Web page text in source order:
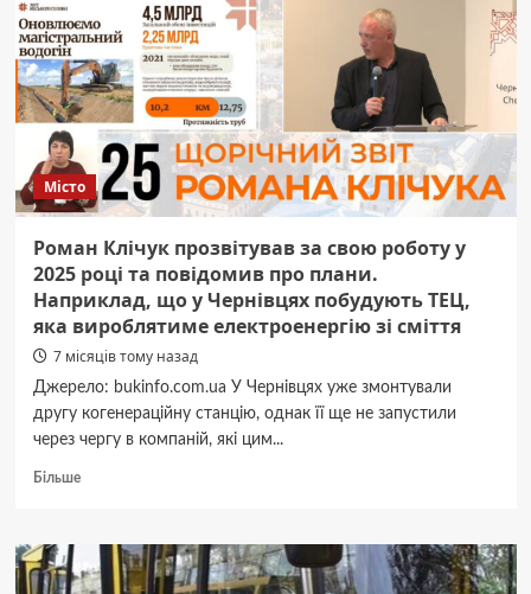
відключили
Лужанський
спиртзавод
від
міських
каналізаційних
мереж,
куди
скидали
отруйні
Місто
Роман Клічук прозвітував за свою роботу у
2025 році та повідомив про плани.
Наприклад, що у Чернівцях побудують ТЕЦ,
яка вироблятиме електроенергію зі сміття
7 місяців тому назад
Джерело: bukinfo.com.ua У Чернівцях уже змонтували
другу когенераційну станцію, однак її ще не запустили
через чергу в компаній, які цим...
БільшеДокладніше
Клічук
прозвітував
за